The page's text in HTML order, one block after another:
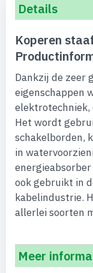
Details
Koperen
Dankzij de zeer
eigenschappen
elektrotechniek,
Het wordt
schakelborden,
in
ook gebruikt in
kabelindustrie.
allerlei soorten
Meer